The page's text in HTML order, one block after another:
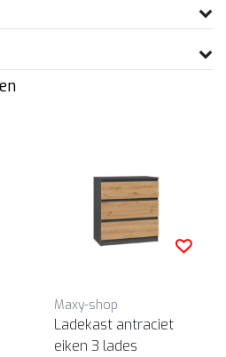
Maxy-shop
Ladekast antraciet
eiken 3 lades